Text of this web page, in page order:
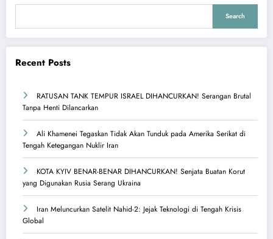
Search
Recent Posts
RATUSAN TANK TEMPUR ISRAEL DIHANCURKAN! Serangan Brutal
Tanpa Henti Dilancarkan
Ali Khamenei Tegaskan Tidak Akan Tunduk pada Amerika Serikat di
Tengah Ketegangan Nuklir Iran
KOTA KYIV BENAR-BENAR DIHANCURKAN! Senjata Buatan Korut
yang Digunakan Rusia Serang Ukraina
Iran Meluncurkan Satelit Nahid-2: Jejak Teknologi di Tengah Krisis
Global